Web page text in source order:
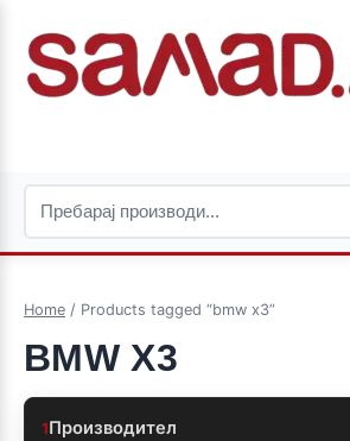
Home / Products tagged “bmw x3”
BMW X3
1Производител